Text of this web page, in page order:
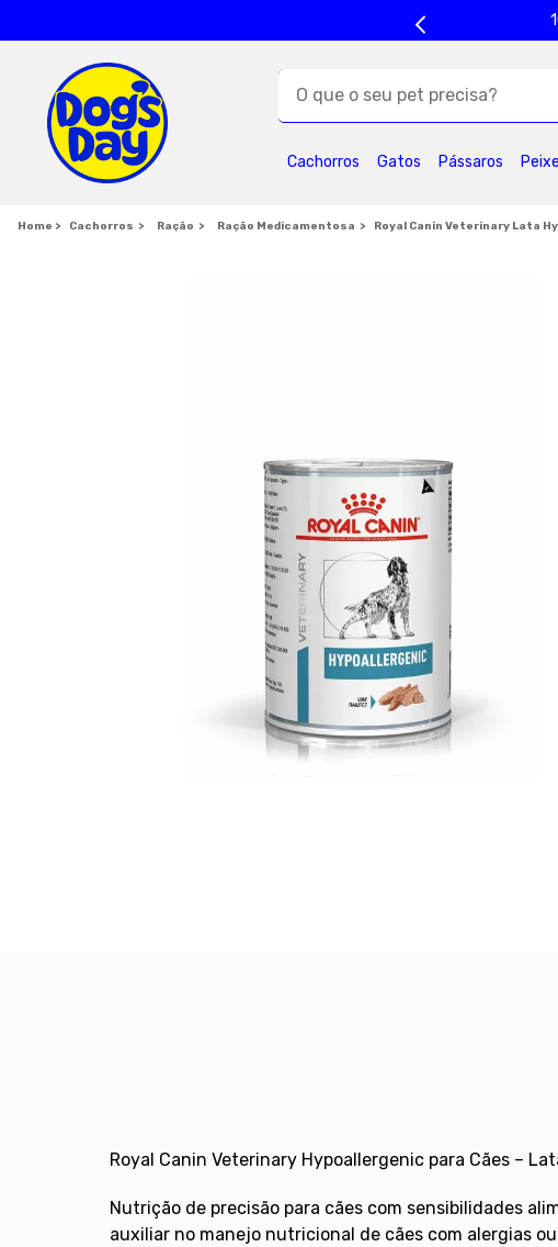
O que o seu pet precisa?
Cachorros Gatos Pássaros
Cachorros Ração Ração Medicamentosa Royal Canin Veterinary Lata
Royal Canin Veterinary Hypoallergenic para Cães –
Nutrição de precisão para cães com sensibilidades
auxiliar no manejo nutricional de cães com alergias
5 º formula natural 6º